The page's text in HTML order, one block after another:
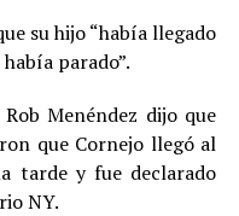
su hijo “había llegado
parado”.
Menéndez dijo que
que Cornejo llegó al
tarde y fue declarado
NY.